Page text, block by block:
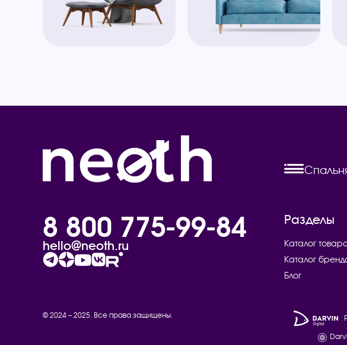
8 800 775-99-84
hello@neoth.ru
Разделы
Каталог
Каталог
Блог
© 2024 – 2025. Все права защищены.